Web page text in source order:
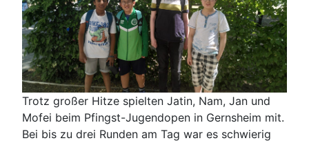
Trotz großer Hitze spielten Jatin, Nam, Jan und
Mofei beim Pfingst-Jugendopen in Gernsheim mit.
Bei bis zu drei Runden am Tag war es schwierig